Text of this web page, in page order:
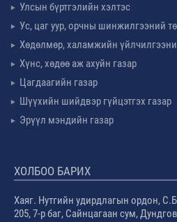
Улсын бүртгэлийн хэлтэс
Ус, цаг уур, орчны шинжилгээний
Хөдөлмөр, халамжийн
Хүнс, хөдөө аж ахуйн газар
Цагдаагийн газар
Шүүхийн шийдвэр гүйцэтгэх газар
Эрүүл мэндийн газар
ХОЛБОО БАРИХ
Хаяг. Нутгийн удирдлагын ордон,
205, 7-р баг, Сайнцагаан сум,